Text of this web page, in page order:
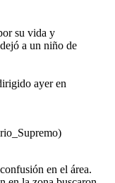
su vida y
a un niño de
ayer en
en el área.